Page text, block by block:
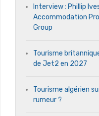
Interview : Phillip
Accommodation
Group
Tourisme
de Jet2 en 2027
Tourisme algérien
rumeur ?